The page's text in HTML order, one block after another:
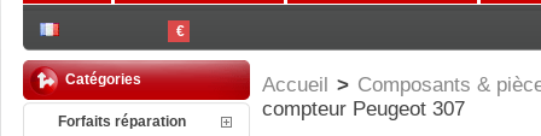
€
Catégories
Forfaits réparation
Accueil > Composants &
compteur Peugeot 307